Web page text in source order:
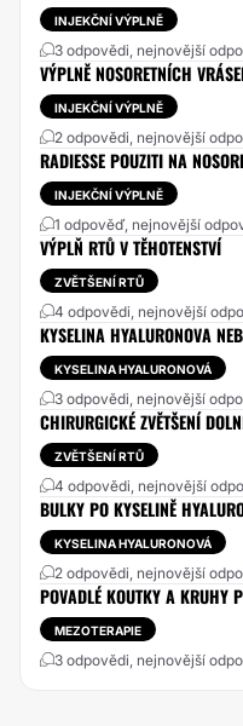
INJEKČNÍ VÝPLNĚ
3 odpovědi, nejnovější
VÝPLNĚ NOSORETNÍCH
INJEKČNÍ VÝPLNĚ
2 odpovědi, nejnovější
RADIESSE POUZITI NA
INJEKČNÍ VÝPLNĚ
1 odpověď, nejnovější
VÝPLŇ RTŮ V TĚHOTENSTVÍ
ZVĚTŠENÍ RTŮ
4 odpovědi, nejnovější
KYSELINA HYALURONOVA
KYSELINA HYALURONOVÁ
3 odpovědi, nejnovější
CHIRURGICKÉ ZVĚTŠENÍ
ZVĚTŠENÍ RTŮ
4 odpovědi, nejnovější
BULKY PO KYSELINĚ
KYSELINA HYALURONOVÁ
2 odpovědi, nejnovější
POVADLÉ KOUTKY A KRUHY
MEZOTERAPIE
3 odpovědi, nejnovější